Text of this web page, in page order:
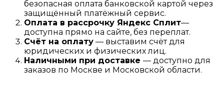
безопасная оплата банковской картой через
защищённый платёжный сервис.
Оплата в рассрочку Я ндекс Сплит—
доступна прямо на сайте, без переплат.
Счёт на оплату — выставим счёт для
юридических и физических лиц.
Наличными при доставке — доступно для
заказов по Москве и Московской области.